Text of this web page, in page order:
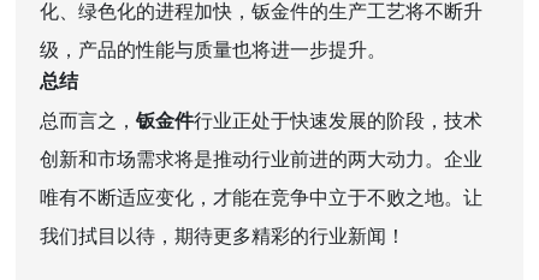
化、绿色化的进程加快，钣金件的生产工艺将不断升
级，产品的性能与质量也将进一步提升。
总结
总而言之，钣金件行业正处于快速发展的阶段，技术
创新和市场需求将是推动行业前进的两大动力。企业
唯有不断适应变化，才能在竞争中立于不败之地。让
我们拭目以待，期待更多精彩的行业新闻！